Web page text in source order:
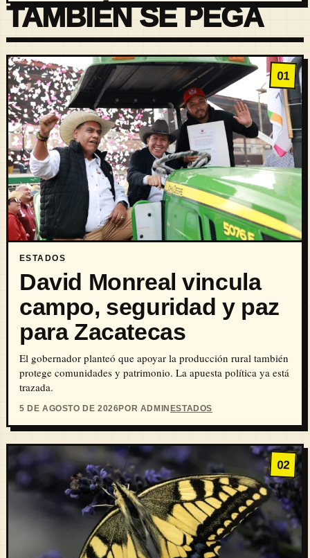
TAMBIÉN SE PEGA
01
ESTADOS
David Monreal vincula
campo, seguridad y paz
para Zacatecas
El gobernador planteó que apoyar la producción rural también
protege comunidades y patrimonio. La apuesta política ya está
trazada.
5 DE AGOSTO DE 2026POR ADMIN ESTADOS
02